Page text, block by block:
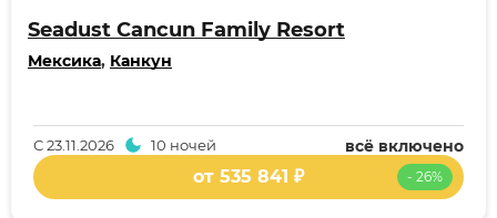
Seadust Cancun Family Resort
Мексика, Канкун
всё включено
С23.11.2026 10 ночей
- 26%
от 535 841 ₽